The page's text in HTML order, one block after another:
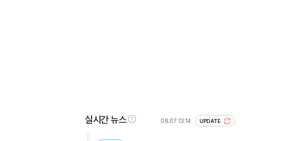
실시간 뉴스 08.07 13:14 UPDATE